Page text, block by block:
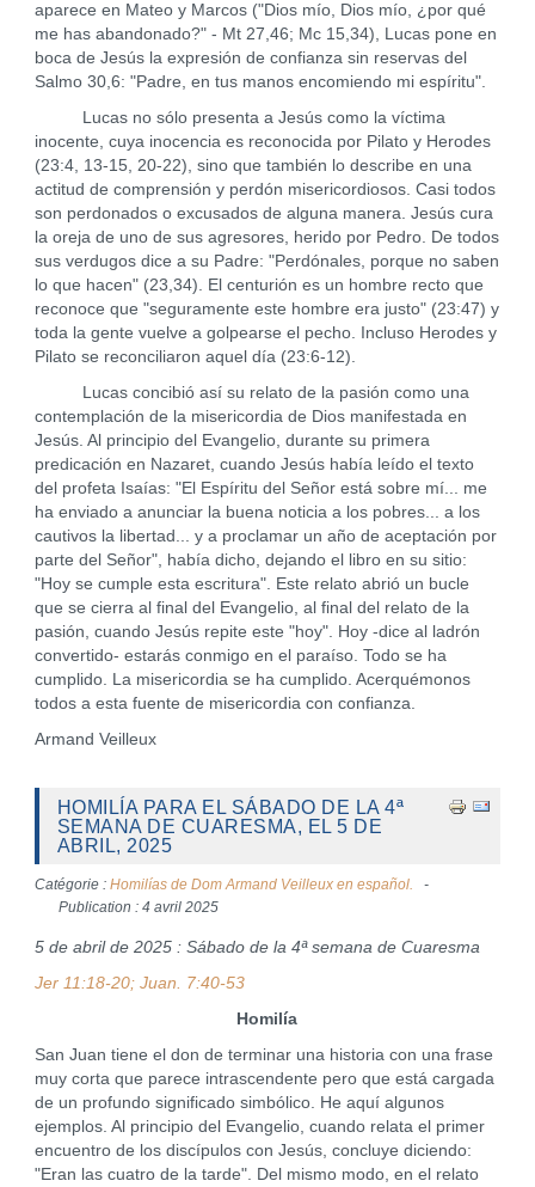
aparece en Mateo y Marcos ("Dios mío, Dios mío, ¿por qué
me has abandonado?" - Mt 27,46; Mc 15,34), Lucas pone en
boca de Jesús la expresión de confianza sin reservas del
Salmo 30,6: "Padre, en tus manos encomiendo mi espíritu".
Lucas no sólo presenta a Jesús como la víctima
inocente, cuya inocencia es reconocida por Pilato y Herodes
(23:4, 13-15, 20-22), sino que también lo describe en una
actitud de comprensión y perdón misericordiosos. Casi todos
son perdonados o excusados de alguna manera. Jesús cura
la oreja de uno de sus agresores, herido por Pedro. De todos
sus verdugos dice a su Padre: "Perdónales, porque no saben
lo que hacen" (23,34). El centurión es un hombre recto que
reconoce que "seguramente este hombre era justo" (23:47) y
toda la gente vuelve a golpearse el pecho. Incluso Herodes y
Pilato se reconciliaron aquel día (23:6-12).
Lucas concibió así su relato de la pasión como una
contemplación de la misericordia de Dios manifestada en
Jesús. Al principio del Evangelio, durante su primera
predicación en Nazaret, cuando Jesús había leído el texto
del profeta Isaías: "El Espíritu del Señor está sobre mí... me
ha enviado a anunciar la buena noticia a los pobres... a los
cautivos la libertad... y a proclamar un año de aceptación por
parte del Señor", había dicho, dejando el libro en su sitio:
"Hoy se cumple esta escritura". Este relato abrió un bucle
que se cierra al final del Evangelio, al final del relato de la
pasión, cuando Jesús repite este "hoy". Hoy -dice al ladrón
convertido- estarás conmigo en el paraíso. Todo se ha
cumplido. La misericordia se ha cumplido. Acerquémonos
todos a esta fuente de misericordia con confianza.
Armand Veilleux
HOMILÍA PARA EL SÁBADO DE LA 4ª
SEMANA DE CUARESMA, EL 5 DE
ABRIL, 2025
Catégorie : Homilías de Dom Armand Veilleux en español.
Publication : 4 avril 2025
5 de abril de 2025 : Sábado de la 4ª semana de Cuaresma
Jer 11:18-20; Juan. 7:40-53
Homilía
San Juan tiene el don de terminar una historia con una frase
muy corta que parece intrascendente pero que está cargada
de un profundo significado simbólico. He aquí algunos
ejemplos. Al principio del Evangelio, cuando relata el primer
encuentro de los discípulos con Jesús, concluye diciendo:
"Eran las cuatro de la tarde". Del mismo modo, en el relato